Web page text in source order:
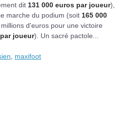
dit 131 000 euros par joueur),
marche du podium (soit 165 000
d'euros pour une victoire
joueur). Un sacré pactole...
maxifoot